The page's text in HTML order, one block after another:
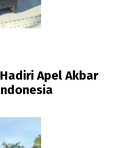
Apel Akbar